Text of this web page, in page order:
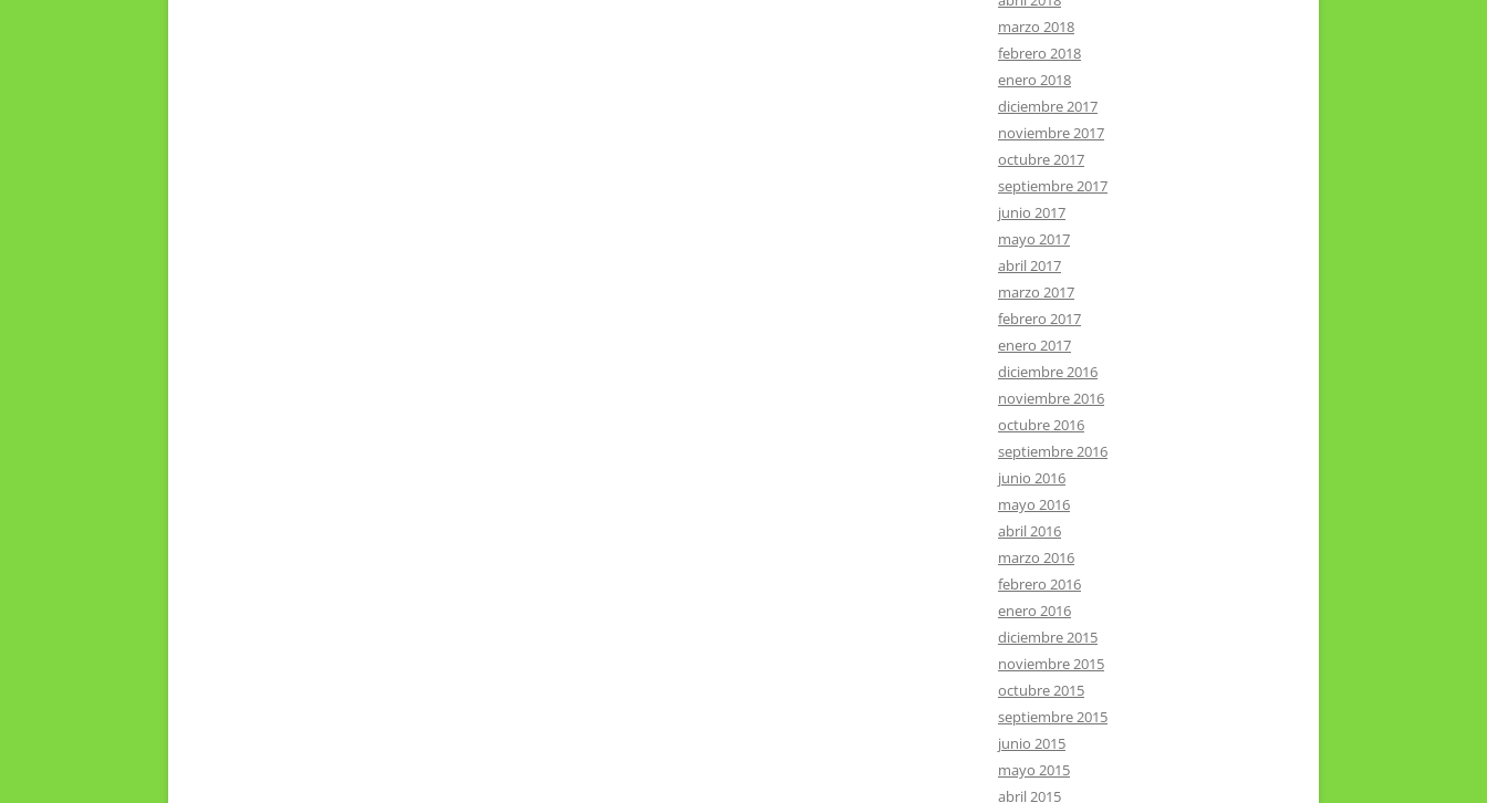
marzo 2018
febrero 2018
enero 2018
diciembre 2017
noviembre 2017
octubre 2017
septiembre 2017
junio 2017
mayo 2017
abril 2017
marzo 2017
febrero 2017
enero 2017
diciembre 2016
noviembre 2016
octubre 2016
septiembre 2016
junio 2016
mayo 2016
abril 2016
marzo 2016
febrero 2016
enero 2016
diciembre 2015
noviembre 2015
octubre 2015
septiembre 2015
junio 2015
mayo 2015
abril 2015